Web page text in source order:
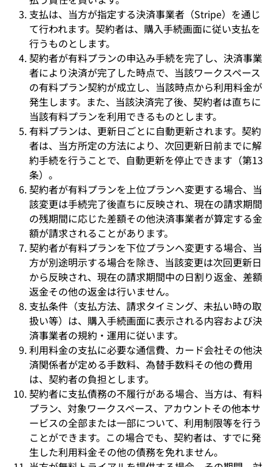
支払は、当方が指定する決済事業者（Stripe）を通じ
て行われます。契約者は、購入手続画面に従い支払を
行うものとします。
契約者が有料プランの申込み手続を完了し、決済事業
者により決済が完了した時点で、当該ワークスペース
の有料プラン契約が成立し、当該時点から利用料金が
発生します。また、当該決済完了後、契約者は直ちに
当該有料プランを利用できるものとします。
有料プランは、更新日ごとに自動更新されます。契約
者は、当方所定の方法により、次回更新日前までに解
約手続を行うことで、自動更新を停止できます（第13
条）。
契約者が有料プランを上位プランへ変更する場合、当
該変更は手続完了後直ちに反映され、現在の請求期間
の残期間に応じた差額その他決済事業者が算定する金
額が請求されることがあります。
契約者が有料プランを下位プランへ変更する場合、当
方が別途明示する場合を除き、当該変更は次回更新日
から反映され、現在の請求期間中の日割り返金、差額
返金その他の返金は行いません。
支払条件（支払方法、請求タイミング、未払い時の取
扱い等）は、購入手続画面に表示される内容および決
済事業者の規約・運用に従います。
利用料金の支払に必要な通信費、カード会社その他決
済関係者が定める手数料、為替手数料その他の費用
は、契約者の負担とします。
契約者に支払債務の不履行がある場合、当方は、有料
プラン、対象ワークスペース、アカウントその他本サ
ービスの全部または一部について、利用制限等を行う
ことができます。この場合でも、契約者は、すでに発
生した利用料金その他の債務を免れません。